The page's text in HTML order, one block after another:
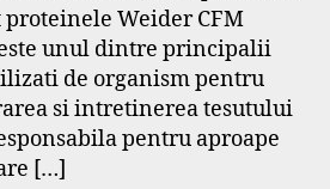
Weider CFM
unul dintre principalii
de organism pentru
si intretinerea tesutului
pentru aproape
[…]